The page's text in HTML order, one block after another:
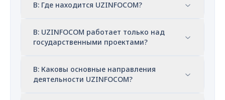
В: Где находится UZINFOCOM?
В: UZINFOCOM работает только над
государственными проектами?
В: Каковы основные направления
деятельности UZINFOCOM?